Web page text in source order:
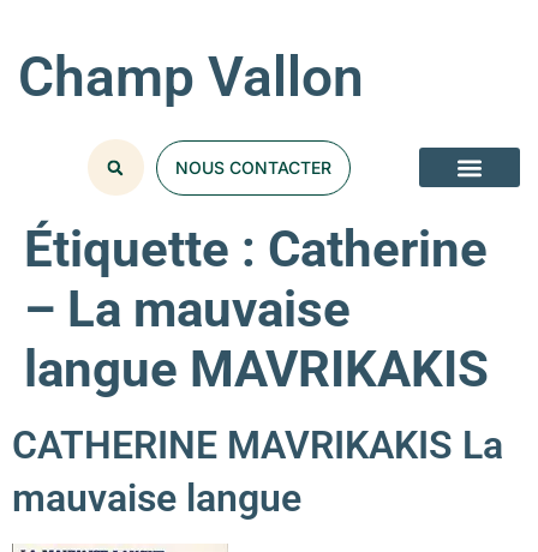
Champ Vallon
NOUS CONTACTER
Étiquette : Catherine
– La mauvaise
langue MAVRIKAKIS
CATHERINE MAVRIKAKIS La
mauvaise langue